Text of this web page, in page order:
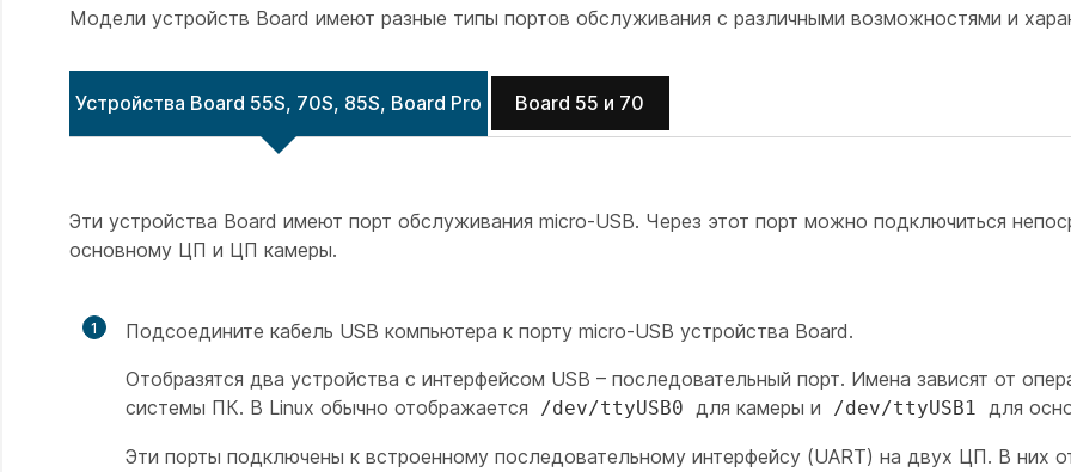
Модели устройств Board имеют разные типы портов обслуживания с различными возможностями и
Устройства Board 55S, 70S, 85S, Board Pro Board 55 и 70
Эти устройства Board имеют порт обслуживания micro-USB. Через этот порт можно подключиться
основному ЦП и ЦП камеры.
1
Подсоедините кабель USB компьютера к порту micro-USB устройства Board.
Отобразятся два устройства с интерфейсом USB – последовательный порт. Имена зависят от
системы ПК. В Linux обычно отображается
/dev/ttyUSB0 для камеры и /dev/ttyUSB1 для
Эти порты подключены к встроенному последовательному интерфейсу (UART) на двух ЦП. В них